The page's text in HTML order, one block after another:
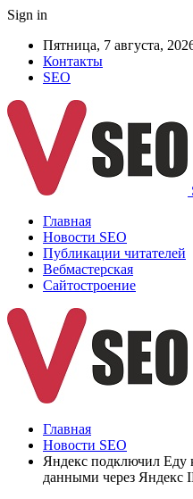
Sign in
Пятница, 7 августа,
Контакты
SEO
Главная
Новости SEO
Публикации читателей
Вебмастерская
Сайтостроение
Главная
Новости SEO
Яндекс подключил Еду
данными через Яндекс